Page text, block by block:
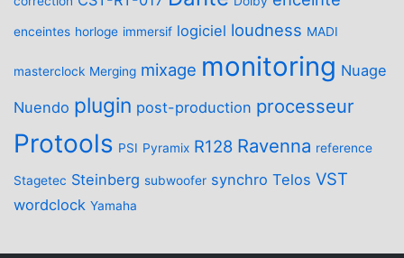
enceintes horloge immersif logiciel loudness MADI
masterclock Merging mixage monitoring Nuage
Nuendo plugin post-production processeur
Protools PSI Pyramix R128 Ravenna reference
Stagetec Steinberg subwoofer synchro Telos VST
wordclock Yamaha